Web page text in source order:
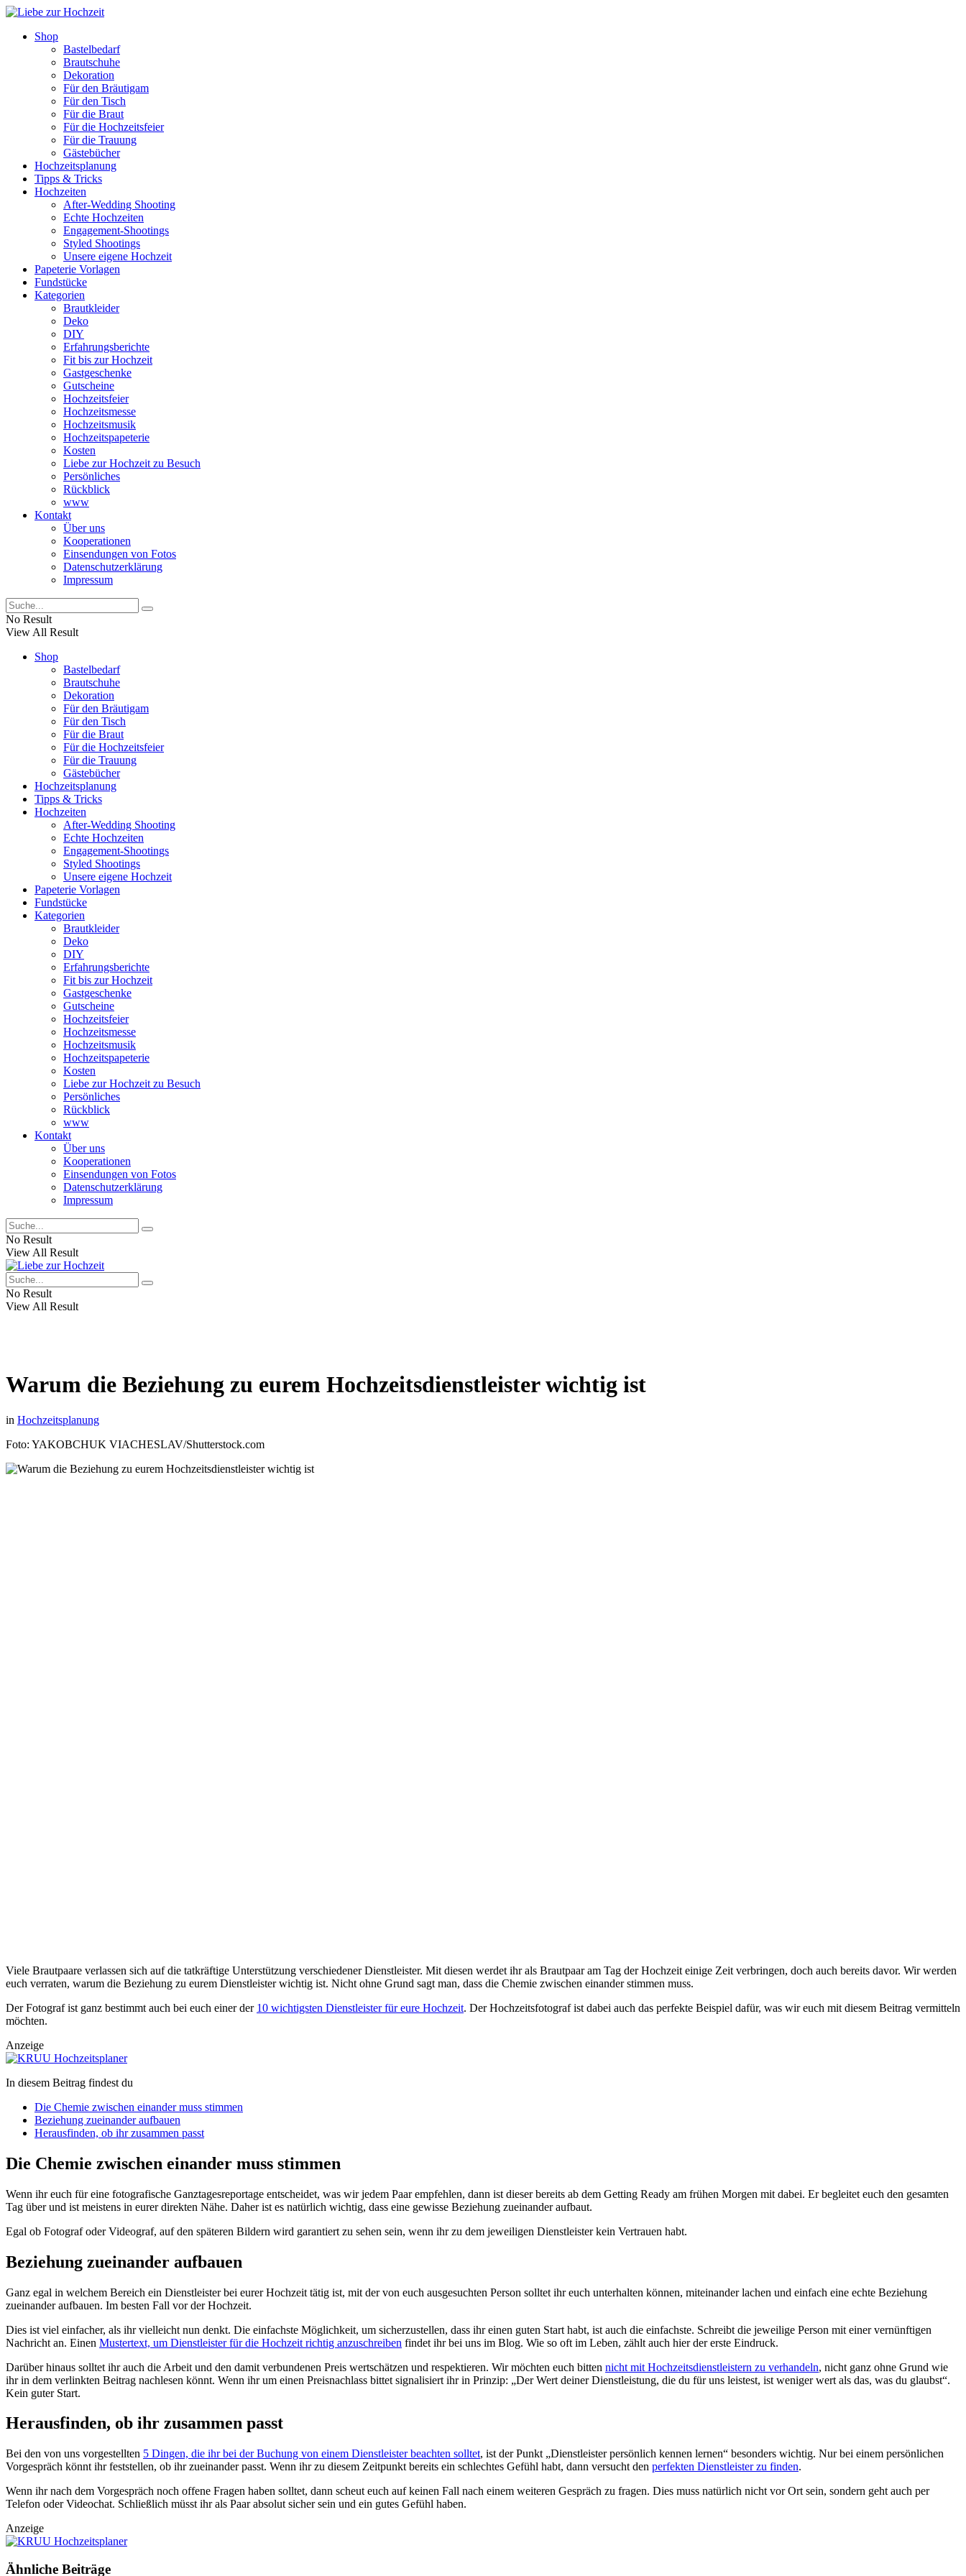
Shop
Bastelbedarf
Brautschuhe
Dekoration
Für den Bräutigam
Für den Tisch
Für die Braut
Für die Hochzeitsfeier
Für die Trauung
Gästebücher
Hochzeitsplanung
Tipps & Tricks
Hochzeiten
After-Wedding Shooting
Echte Hochzeiten
Engagement-Shootings
Styled Shootings
Unsere eigene Hochzeit
Papeterie Vorlagen
Fundstücke
Kategorien
Brautkleider
Deko
DIY
Erfahrungsberichte
Fit bis zur Hochzeit
Gastgeschenke
Gutscheine
Hochzeitsfeier
Hochzeitsmesse
Hochzeitsmusik
Hochzeitspapeterie
Kosten
Liebe zur Hochzeit zu Besuch
Persönliches
Rückblick
www
Kontakt
Über uns
Kooperationen
Einsendungen von Fotos
Datenschutzerklärung
Impressum
No Result
View All Result
Shop
Bastelbedarf
Brautschuhe
Dekoration
Für den Bräutigam
Für den Tisch
Für die Braut
Für die Hochzeitsfeier
Für die Trauung
Gästebücher
Hochzeitsplanung
Tipps & Tricks
Hochzeiten
After-Wedding Shooting
Echte Hochzeiten
Engagement-Shootings
Styled Shootings
Unsere eigene Hochzeit
Papeterie Vorlagen
Fundstücke
Kategorien
Brautkleider
Deko
DIY
Erfahrungsberichte
Fit bis zur Hochzeit
Gastgeschenke
Gutscheine
Hochzeitsfeier
Hochzeitsmesse
Hochzeitsmusik
Hochzeitspapeterie
Kosten
Liebe zur Hochzeit zu Besuch
Persönliches
Rückblick
www
Kontakt
Über uns
Kooperationen
Einsendungen von Fotos
Datenschutzerklärung
Impressum
No Result
View All Result
No Result
View All Result
Warum die Beziehung zu eurem Hochzeitsdienstleister wichtig ist
in Hochzeitsplanung
Foto: YAKOBCHUK VIACHESLAV/Shutterstock.com
Viele Brautpaare verlassen sich auf die tatkräftige Unterstützung verschiedener Dienstleister. Mit diesen werdet ihr als Brautpaar am Tag der Hochzeit einige Zeit verbringen, doch auch bereits davor. Wir werden
euch verraten, warum die Beziehung zu eurem Dienstleister wichtig ist. Nicht ohne Grund sagt man, dass die Chemie zwischen einander stimmen muss.
Der Fotograf ist ganz bestimmt auch bei euch einer der 10 wichtigsten Dienstleister für eure Hochzeit. Der Hochzeitsfotograf ist dabei auch das perfekte Beispiel dafür, was wir euch mit diesem Beitrag vermitteln
möchten.
Anzeige
In diesem Beitrag findest du
Die Chemie zwischen einander muss stimmen
Beziehung zueinander aufbauen
Herausfinden, ob ihr zusammen passt
Die Chemie zwischen einander muss stimmen
Wenn ihr euch für eine fotografische Ganztagesreportage entscheidet, was wir jedem Paar empfehlen, dann ist dieser bereits ab dem Getting Ready am frühen Morgen mit dabei. Er begleitet euch den gesamten
Tag über und ist meistens in eurer direkten Nähe. Daher ist es natürlich wichtig, dass eine gewisse Beziehung zueinander aufbaut.
Egal ob Fotograf oder Videograf, auf den späteren Bildern wird garantiert zu sehen sein, wenn ihr zu dem jeweiligen Dienstleister kein Vertrauen habt.
Beziehung zueinander aufbauen
Ganz egal in welchem Bereich ein Dienstleister bei eurer Hochzeit tätig ist, mit der von euch ausgesuchten Person solltet ihr euch unterhalten können, miteinander lachen und einfach eine echte Beziehung
zueinander aufbauen. Im besten Fall vor der Hochzeit.
Dies ist viel einfacher, als ihr vielleicht nun denkt. Die einfachste Möglichkeit, um sicherzustellen, dass ihr einen guten Start habt, ist auch die einfachste. Schreibt die jeweilige Person mit einer vernünftigen
Nachricht an. Einen Mustertext, um Dienstleister für die Hochzeit richtig anzuschreiben findet ihr bei uns im Blog. Wie so oft im Leben, zählt auch hier der erste Eindruck.
Darüber hinaus solltet ihr auch die Arbeit und den damit verbundenen Preis wertschätzen und respektieren. Wir möchten euch bitten nicht mit Hochzeitsdienstleistern zu verhandeln, nicht ganz ohne Grund wie
ihr in dem verlinkten Beitrag nachlesen könnt. Wenn ihr um einen Preisnachlass bittet signalisiert ihr in Prinzip: „Der Wert deiner Dienstleistung, die du für uns leistest, ist weniger wert als das, was du glaubst“.
Kein guter Start.
Herausfinden, ob ihr zusammen passt
Bei den von uns vorgestellten 5 Dingen, die ihr bei der Buchung von einem Dienstleister beachten solltet, ist der Punkt „Dienstleister persönlich kennen lernen“ besonders wichtig. Nur bei einem persönlichen
Vorgespräch könnt ihr feststellen, ob ihr zueinander passt. Wenn ihr zu diesem Zeitpunkt bereits ein schlechtes Gefühl habt, dann versucht den perfekten Dienstleister zu finden.
Wenn ihr nach dem Vorgespräch noch offene Fragen haben solltet, dann scheut euch auf keinen Fall nach einem weiteren Gespräch zu fragen. Dies muss natürlich nicht vor Ort sein, sondern geht auch per
Telefon oder Videochat. Schließlich müsst ihr als Paar absolut sicher sein und ein gutes Gefühl haben.
Anzeige
Ähnliche Beiträge